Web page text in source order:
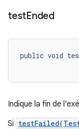
testEnded
public void
Indique la fin de
Si